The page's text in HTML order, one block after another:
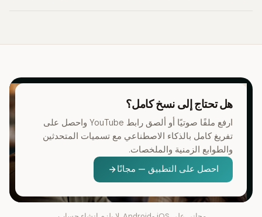
هل تحتاج إلى نسخ كامل؟
ارفع ملفًا صوتيًا أو ألصق رابط YouTube واحصل على
تفريغ كامل بالذكاء الاصطناعي مع تسميات المتحدثين
والطوابع الزمنية والملخصات.
احصل على التطبيق — مجانًا